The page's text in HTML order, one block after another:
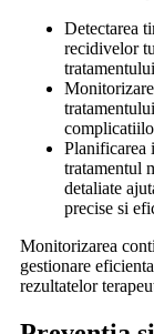
Detectarea
recidivelor
Planificarea
tratamentul
detaliate
precise si
Monitorizarea
gestionare
rezultatelor